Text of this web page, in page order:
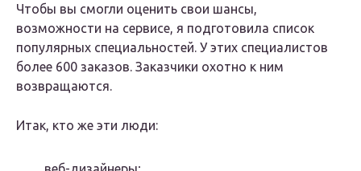
Чтобы вы смогли оценить свои шансы,
возможности на сервисе, я подготовила список
популярных специальностей. У этих специалистов
более 600 заказов. Заказчики охотно к ним
возвращаются.
Итак, кто же эти люди: